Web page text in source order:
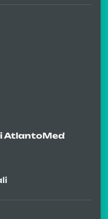
AtlantoMed